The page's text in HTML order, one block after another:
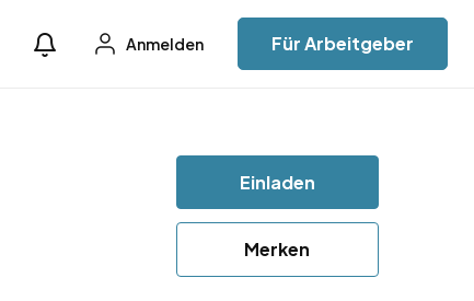
Anmelden Für Arbeitgeber
Einladen
Merken